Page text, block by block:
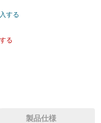
する
る
製品仕様